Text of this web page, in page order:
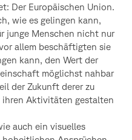
Der Europäischen Union.
wie es gelingen kann,
junge Menschen nicht nur
allem beschäftigten sie
kann, den Wert der
möglichst nahbar
der Zukunft derer zu
ihren Aktivitäten gestalten
auch ein visuelles